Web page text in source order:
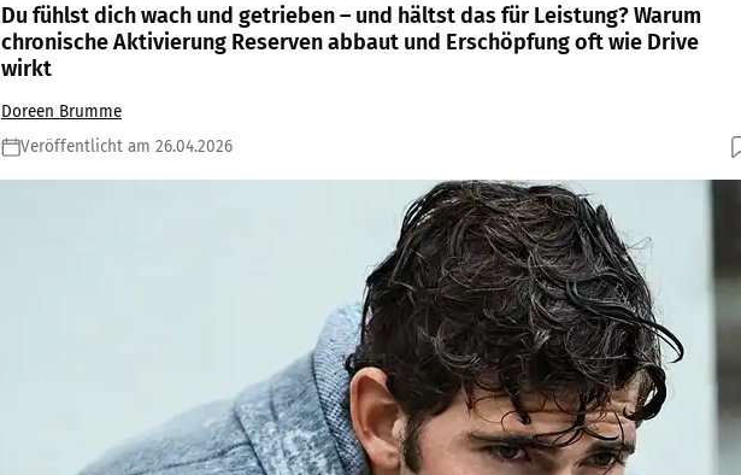
Du fühlst dich wach und getrieben – und hältst das für Leistung? Warum
chronische Aktivierung Reserven abbaut und Erschöpfung oft wie Drive
wirkt
Doreen Brumme
Veröffentlicht am 26.04.2026